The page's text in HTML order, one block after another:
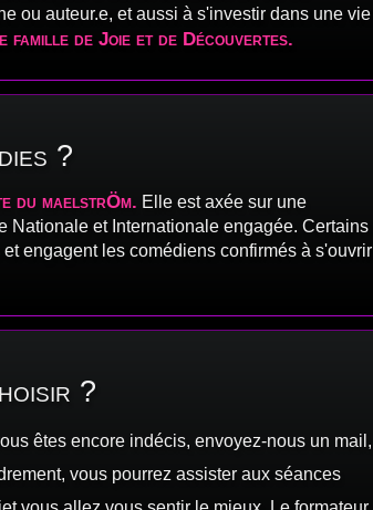
ou auteur.e, et aussi à s'investir dans une vie
famille de Joie et de Découvertes.
?
du maelstrÖm. Elle est axée sur une
Nationale et Internationale engagée. Certains
engagent les comédiens confirmés à s'ouvrir
?
êtes encore indécis, envoyez-nous un mail,
vous pourrez assister aux séances